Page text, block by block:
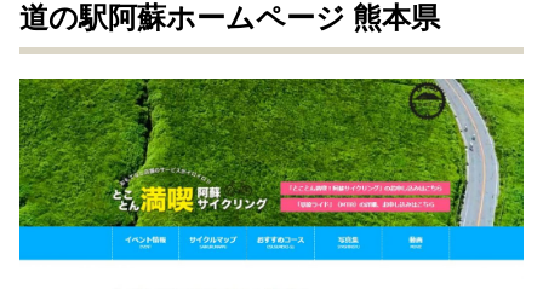
道の駅阿蘇ホームページ 熊本県